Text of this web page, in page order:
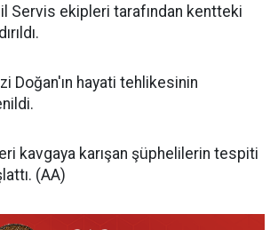
Servis ekipleri tarafından kentteki
Doğan'ın hayati tehlikesinin
kavgaya karışan şüphelilerin tespiti
(AA)